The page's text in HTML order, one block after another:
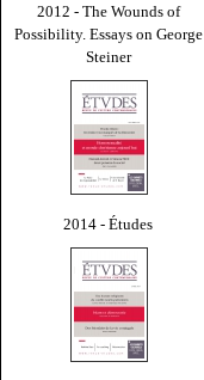
2012 - The Wounds of
Possibility. Essays on George
Steiner
2014 - Études